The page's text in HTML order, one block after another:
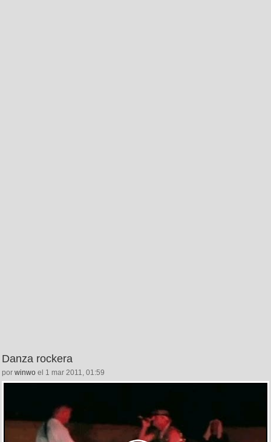
Danza rockera
por winwo el 1 mar 2011, 01:59